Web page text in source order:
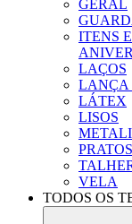
GERAL
ITENS
LAÇOS
LANÇA
LÁTEX
LISOS
PRATOS
VELA
TODOS OS